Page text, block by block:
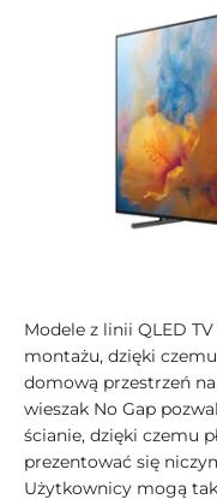
Modele z linii QLED
montażu, dzięki
domową przestrzeń
wieszak No Gap
ścianie, dzięki czemu
prezentować się
Użytkownicy mogą